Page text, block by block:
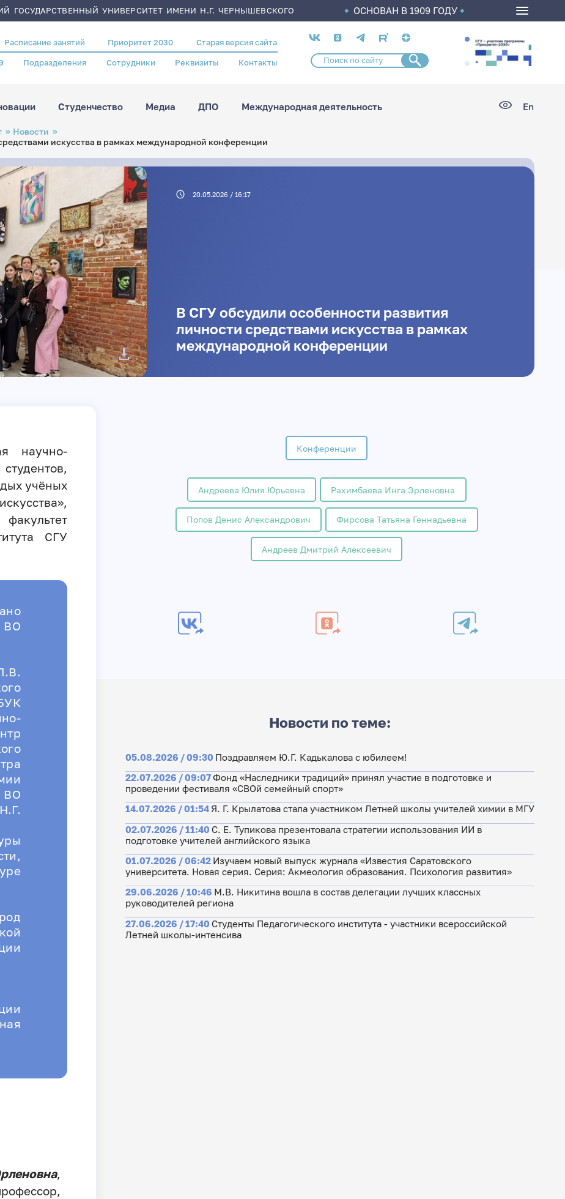
ГОСУДАРСТВЕННЫЙ УНИВЕРСИТЕТ ИМЕНИ Н.Г. ЧЕРНЫШЕВСКОГО ОСНОВАН В 1909 ГОДУ
Расписание занятий Приоритет 2030 Старая версия сайта
Подразделения Сотрудники Реквизиты Контакты
Социальные
сети
Студенчество Медиа ДПО Международная деятельность En
Новости
искусства в рамках международной конференции
20.05.2026 / 16:17
В СГУ обсудили особенности развития
личности средствами искусства в рамках
международной конференции
научно-
учёных
СГУ
ВО
ВО
,
Конференции
Андреева Юлия Юрьевна Рахимбаева Инга Эрленовна
Попов Денис Александрович Фирсова Татьяна Геннадьевна
Андреев Дмитрий Алексеевич
Новости по теме:
05.08.2026 / 09:30 Поздравляем Ю.Г. Кадькалова с юбилеем!
22.07.2026 / 09:07Фонд «Наследники традиций» принял участие в подготовке и
проведении фестиваля «СВОй семейный спорт»
14.07.2026 / 01:54 Я. Г. Крылатова стала участником Летней школы учителей химии в МГУ
02.07.2026 / 11:40 С. Е. Тупикова презентовала стратегии использования ИИ в
подготовке учителей английского языка
01.07.2026 / 06:42 Изучаем новый выпуск журнала «Известия Саратовского
университета. Новая серия. Серия: Акмеология образования. Психология развития»
29.06.2026 / 10:46 М.В. Никитина вошла в состав делегации лучших классных
руководителей региона
27.06.2026 / 17:40 Студенты Педагогического института - участники всероссийской
Летней школы-интенсива